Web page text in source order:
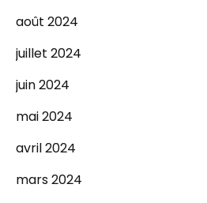
août 2024
juillet 2024
juin 2024
mai 2024
avril 2024
mars 2024